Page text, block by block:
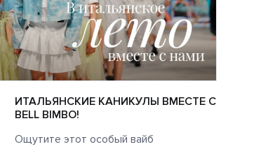
ИТАЛЬЯНСКИЕ КАНИКУЛЫ ВМЕСТЕ С
BELL BIMBO!
Ощутите этот особый вайб